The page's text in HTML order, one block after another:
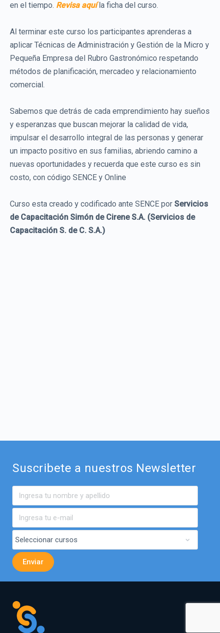
en el tiempo. Revisa aquí la ficha del curso.
Al terminar este curso los participantes aprenderas a
aplicar Técnicas de Administración y Gestión de la Micro y
Pequeña Empresa del Rubro Gastronómico respetando
métodos de planificación, mercadeo y relacionamiento
comercial.
Sabemos que detrás de cada emprendimiento hay sueños
y esperanzas que buscan mejorar la calidad de vida,
impulsar el desarrollo integral de las personas y generar
un impacto positivo en sus familias, abriendo camino a
nuevas oportunidades y recuerda que este curso es sin
costo, con código SENCE y Online
Curso esta creado y codificado ante SENCE por Servicios
de Capacitación Simón de Cirene S.A. (Servicios de
Capacitación S. de C. S.A.)
Suscribete a nuestros Newsletter